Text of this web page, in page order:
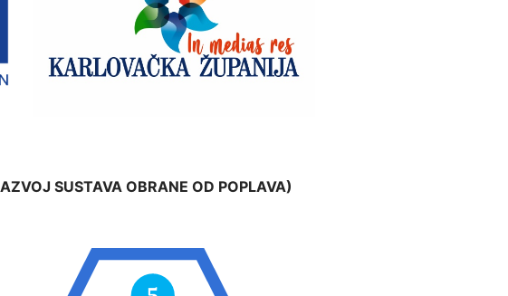
SUSTAVA OBRANE OD POPLAVA)